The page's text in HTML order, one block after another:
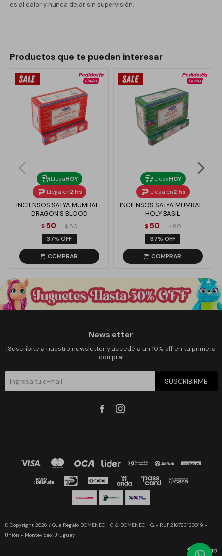
es al calor y nunca dejar sin supervisión.
Productos que te pueden interesar
LlegaHOY
Llega en2 hs
INCIENSOS SATYA MUMBAI -
DRAGON'S BLOOD
$ 50 $ 80
37
LlegaHOY
Llega en2 hs
INCIENSOS SATYA MUMBAI -
HOLY BASIL
$ 50 $ 80
37
Newsletter
¡Suscribite a nuestro newsletter y accedé a un 10% off en tu primera
compra!
SUSCRIBIRME
 
© Copyright 2026 / Que Regalo DOMENECH G & DOMENECH G - RUT 216763130019 -
Unión - Montevideo, Uruguay